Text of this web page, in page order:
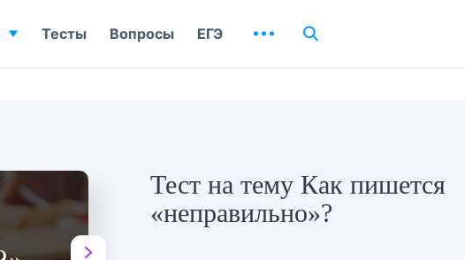
Тест на тему Как пишется
«неправильно»?
Тесты Вопросы ЕГЭ